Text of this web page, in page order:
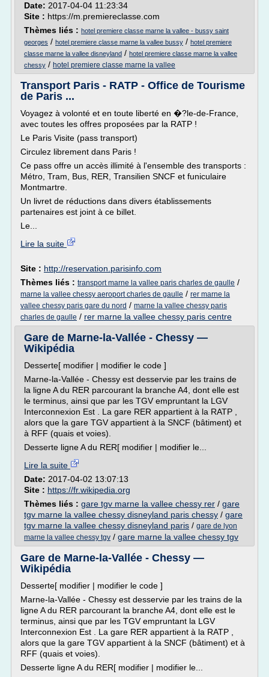
Date: 2017-04-04 11:23:34
Site : https://m.premiereclasse.com
Thèmes liés : hotel premiere classe marne la vallee - bussy saint
georges / hotel premiere classe marne la vallee bussy / hotel premiere
classe marne la vallee disneyland / hotel premiere classe marne la vallee
chessy / hotel premiere classe marne la vallee
Transport Paris - RATP - Office de Tourisme
de Paris ...
Voyagez à volonté et en toute liberté en �?le-de-France,
avec toutes les offres proposées par la RATP !
Le Paris Visite (pass transport)
Circulez librement dans Paris !
Ce pass offre un accès illimité à l'ensemble des transports :
Métro, Tram, Bus, RER, Transilien SNCF et funiculaire
Montmartre.
Un livret de réductions dans divers établissements
partenaires est joint à ce billet.
Le...
Lire la suite
Site : http://reservation.parisinfo.com
Thèmes liés : transport marne la vallee paris charles de gaulle /
marne la vallee chessy aeroport charles de gaulle / rer marne la
vallee chessy paris gare du nord / marne la vallee chessy paris
charles de gaulle / rer marne la vallee chessy paris centre
Gare de Marne-la-Vallée - Chessy —
Wikipédia
Desserte[ modifier | modifier le code ]
Marne-la-Vallée - Chessy est desservie par les trains de
la ligne A du RER parcourant la branche A4, dont elle est
le terminus, ainsi que par les TGV empruntant la LGV
Interconnexion Est . La gare RER appartient à la RATP ,
alors que la gare TGV appartient à la SNCF (bâtiment) et
à RFF (quais et voies).
Desserte ligne A du RER[ modifier | modifier le...
Lire la suite
Date: 2017-04-02 13:07:13
Site : https://fr.wikipedia.org
Thèmes liés : gare tgv marne la vallee chessy rer / gare
tgv marne la vallee chessy disneyland paris chessy / gare
tgv marne la vallee chessy disneyland paris / gare de lyon
marne la vallee chessy tgv / gare marne la vallee chessy tgv
Gare de Marne-la-Vallée - Chessy —
Wikipédia
Desserte[ modifier | modifier le code ]
Marne-la-Vallée - Chessy est desservie par les trains de la
ligne A du RER parcourant la branche A4, dont elle est le
terminus, ainsi que par les TGV empruntant la LGV
Interconnexion Est . La gare RER appartient à la RATP ,
alors que la gare TGV appartient à la SNCF (bâtiment) et à
RFF (quais et voies).
Desserte ligne A du RER[ modifier | modifier le...